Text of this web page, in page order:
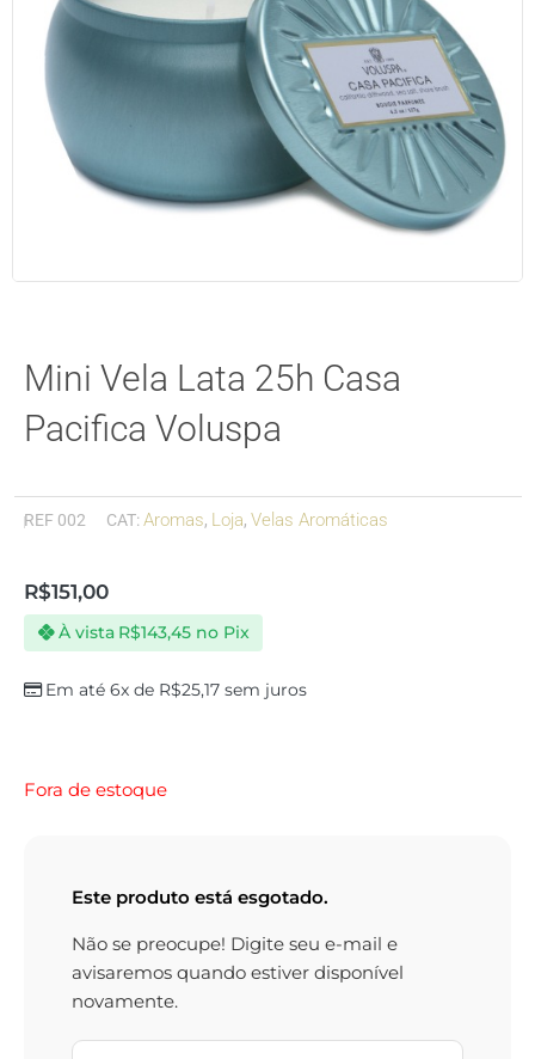
Mini Vela Lata 25h Casa
Pacifica Voluspa
REF 002 CAT:Aromas, Loja, Velas Aromáticas
R$151,00
Em até 6x de R$25,17 sem juros
À vista R$143,45 no Pix
Fora de estoque
Este produto está esgotado.
Não se preocupe! Digite seu e-mail e
avisaremos quando estiver disponível
novamente.